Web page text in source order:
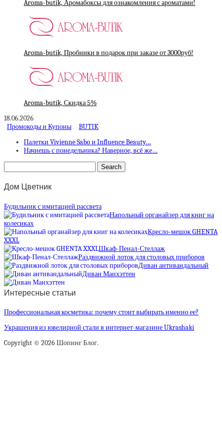
Aroma-butik, Аромабоксы для ознакомления с ароматами!
Aroma-butik, Пробники в подарок при заказе от 3000руб!
Aroma-butik, Скидка 5%
18.06.2026
Промокоды и Купоны
BUTIK
Палетки Vivienne Sabo и Influence Beauty…
Начнешь с понедельника? Наверное, всё же…
Дом Цветник
Будильник с имитацией рассвета
Напольный органайзер для книг на
колесиках
Кресло-мешок GHENTA
XXXL
Шкаф-Пенал-Стеллаж
Раздвижной лоток для столовых приборов
Диван антивандальный
Диван Манхэттен
Интересные статьи
Профессиональная косметика: почему стоит выбирать именно ее?
Украшения из ювелирной стали в интернет-магазине Ukrashaki
Copyright © 2026 Шопинг Блог.